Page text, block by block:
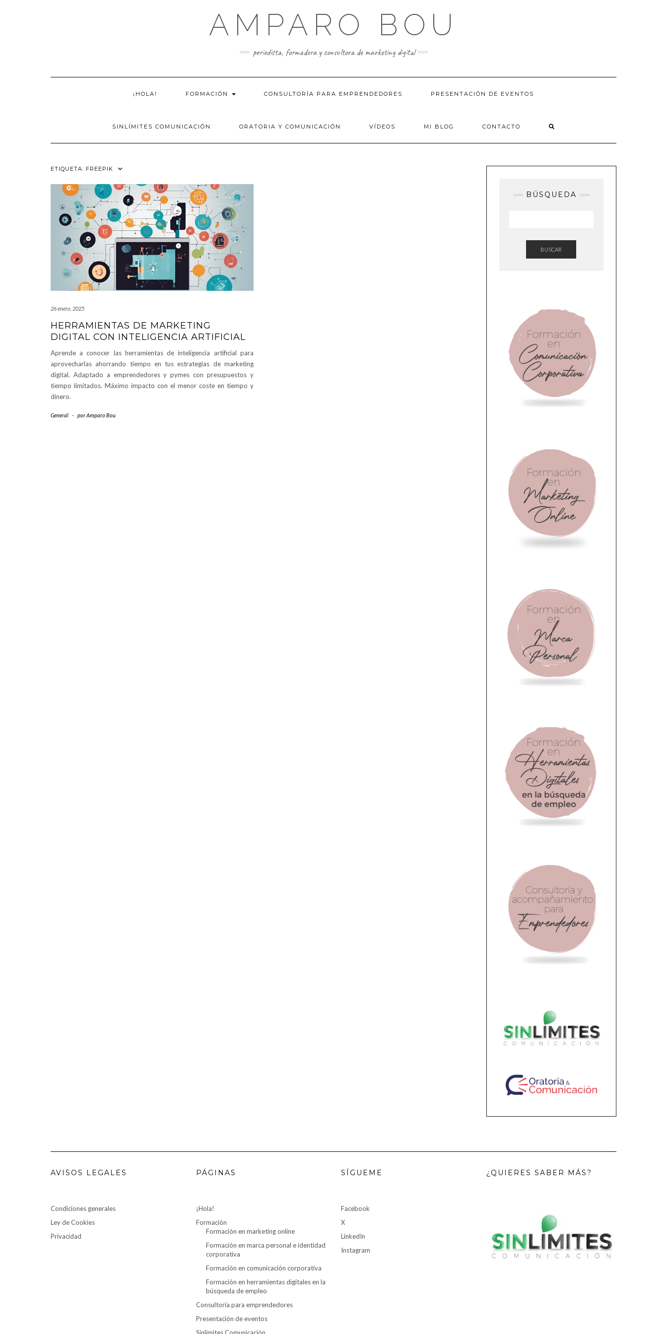
AMPARO BOU
periodista, formadora y consultora de marketing digital
¡HOLA! FORMACIÓN CONSULTORÍA PARA EMPRENDEDORES PRESENTACIÓN DE EVENTOS
SINLÍMITES COMUNICACIÓN ORATORIA Y COMUNICACIÓN VÍDEOS MI BLOG CONTACTO
ETIQUETA: FREEPIK
26 enero, 2025
HERRAMIENTAS DE MARKETING
DIGITAL CON INTELIGENCIA ARTIFICIAL
Aprende a conocer las herramientas de inteligencia artificial para
aprovecharlas ahorrando tiempo en tus estrategias de marketing
digital. Adaptado a emprendedores y pymes con presupuestos y
tiempo limitados. Máximo impacto con el menor coste en tiempo y
dinero.
General - porAmparo Bou
BÚSQUEDA
BUSCAR
AVISOS LEGALES
Condiciones generales
Ley de Cookies
Privacidad
PÁGINAS
¡Hola!
Formación
Formación en marketing online
Formación en marca personal e identidad
corporativa
Formación en comunicación corporativa
Formación en herramientas digitales en la
búsqueda de empleo
Consultoría para emprendedores
Presentación de eventos
SÍGUEME
Facebook
X
LinkedIn
Instagram
¿QUIERES SABER MÁS?